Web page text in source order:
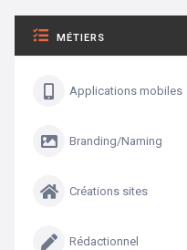
MÉTIERS
Applications mobiles
Branding/Naming
Créations sites
Rédactionnel